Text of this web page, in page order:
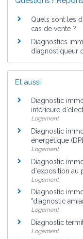
Quels sont les
cas de vente ?
Diagnostics
diagnostiqueur
Et aussi
Diagnostic
intérieure
Logement
Diagnostic
énergétique
Logement
Diagnostic
d'exposition au
Logement
Diagnostic
"diagnostic
Logement
Diagnostic
Logement